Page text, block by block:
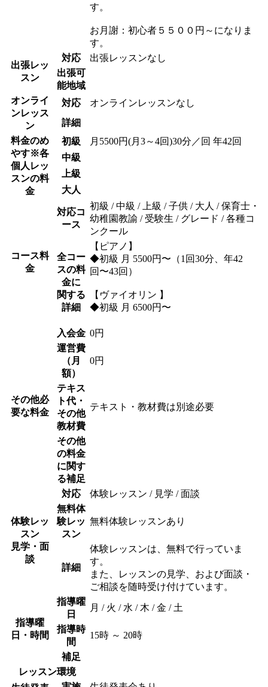
す。
お月謝：初心者５５００円～になりま
す。
出張レッ
スン
対応
出張レッスンなし
出張可
能地域
オンライ
ンレッス
ン
対応
オンラインレッスンなし
詳細
料金のめ
やす※各
個人レッ
スンの料
金
初級
月5500円(月3～4回)30分／回 年42回
中級
上級
大人
コース料
金
対応コ
ース
初級 / 中級 / 上級 / 子供 / 大人 / 保育士・
幼稚園教諭 / 受験生 / グレード / 各種コ
ンクール
全コー
スの料
金に
関する
詳細
【ピアノ】
◆初級 月 5500円〜（1回30分、年42
回〜43回）
【ヴァイオリン 】
◆初級 月 6500円〜
その他必
要な料金
入会金 0円
運営費
（月
額）
0円
テキス
ト代・
その他
教材費
テキスト・教材費は別途必要
その他
の料金
に関す
る補足
体験レッ
スン
見学・面
談
対応
体験レッスン / 見学 / 面談
無料体
験レッ
スン
無料体験レッスンあり
詳細
体験レッスンは、無料で行っていま
す。
また、レッスンの見学、および面談・
ご相談を随時受け付けています。
指導曜
日・時間
指導曜
日
月 / 火 / 水 / 木 / 金 / 土
指導時
間
15時 ～ 20時
補足
レッスン環境